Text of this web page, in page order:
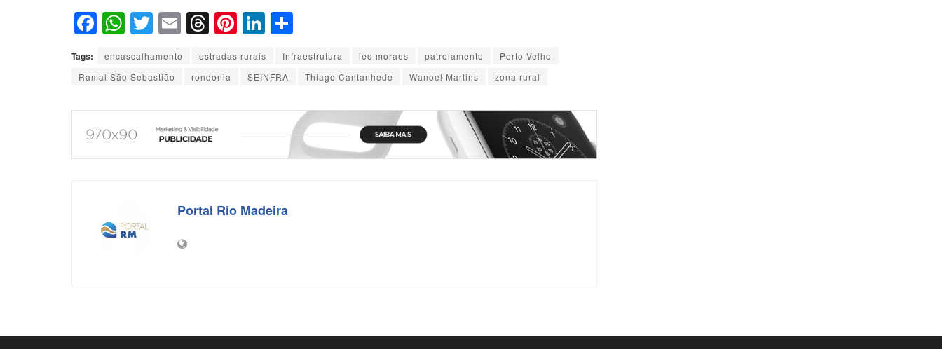
F
c
e
b
o
o
W
at
s
A
p
p
T
tt
er
E
ail
T
hr
e
a
d
s
Pi
nt
er
e
st
Li
k
e
dI
n
h
ar
Tags: encascalhamento estradas rurais Infraestrutura leo moraes patrolamento
Porto Velho
Ramal São Sebastião
rondonia SEINFRA Thiago Cantanhede Wanoel Martins zona rural
Portal Rio Madeira